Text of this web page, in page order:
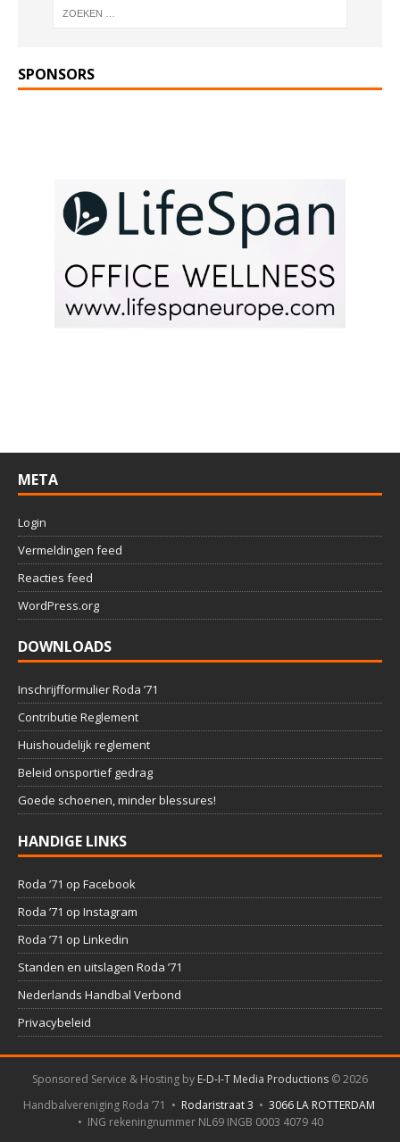
SPONSORS
META
Login
Vermeldingen feed
Reacties feed
WordPress.org
DOWNLOADS
Inschrijfformulier Roda ’71
Contributie Reglement
Huishoudelijk reglement
Beleid onsportief gedrag
Goede schoenen, minder blessures!
HANDIGE LINKS
Roda ’71 op Facebook
Roda ’71 op Instagram
Roda ’71 op Linkedin
Standen en uitslagen Roda ’71
Nederlands Handbal Verbond
Privacybeleid
Sponsored Service & Hosting by E-D-I-T Media Productions ©2026
Handbalvereniging Roda ’71 • Rodaristraat 3 • 3066 LA ROTTERDAM
• ING rekeningnummer NL69 INGB 0003 4079 40